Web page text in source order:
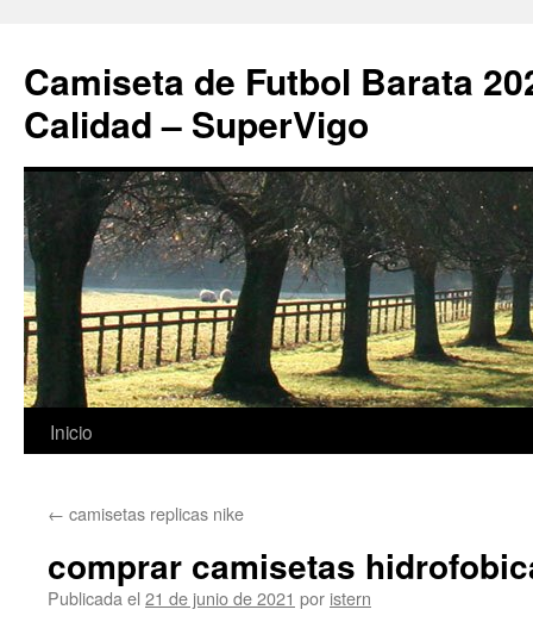
Camiseta de Futbol Barata
Calidad – SuperVigo
Saltar
contenido
Inicio
← camisetas replicas nike
comprar camisetas
Publicada el 21 de junio de 2021 por istern